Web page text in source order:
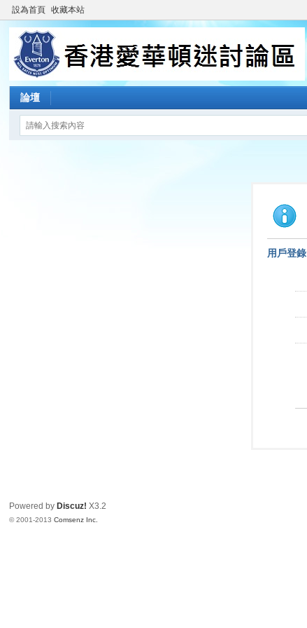
設為首頁 收藏本站
論壇
用戶登錄
Powered by Discuz! X3.2
© 2001-2013Comsenz Inc.